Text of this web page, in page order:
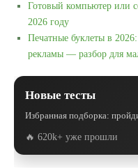
Готовый компьютер или
2026 году
Печатные буклеты в
рекламы — разбор для
Новые тесты
Избранная подборка:
🔥 620k+ уже прошли